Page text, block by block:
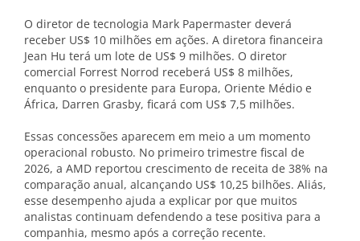
O diretor de tecnologia Mark Papermaster deverá
receber US$ 10 milhões em ações. A diretora financeira
Jean Hu terá um lote de US$ 9 milhões. O diretor
comercial Forrest Norrod receberá US$ 8 milhões,
enquanto o presidente para Europa, Oriente Médio e
África, Darren Grasby, ficará com US$ 7,5 milhões.
Essas concessões aparecem em meio a um momento
operacional robusto. No primeiro trimestre fiscal de
2026, a AMD reportou crescimento de receita de 38% na
comparação anual, alcançando US$ 10,25 bilhões. Aliás,
esse desempenho ajuda a explicar por que muitos
analistas continuam defendendo a tese positiva para a
companhia, mesmo após a correção recente.